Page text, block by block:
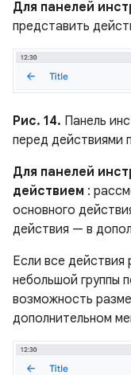
Для панелей
представить
Рис. 14. Панель
перед действиями
Для панелей
действием :
основного
действия — в
Если все действия
небольшой группы
возможность
дополнительном